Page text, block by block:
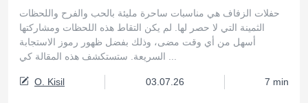
حفلات الزفاف هي مناسبات ساحرة مليئة بالحب والفرح واللحظات
الثمينة التي لا حصر لها. لم يكن التقاط هذه اللحظات ومشاركتها
أسهل من أي وقت مضى، وذلك بفضل ظهور رموز الاستجابة
O. Kisil 03.07.26 7 min